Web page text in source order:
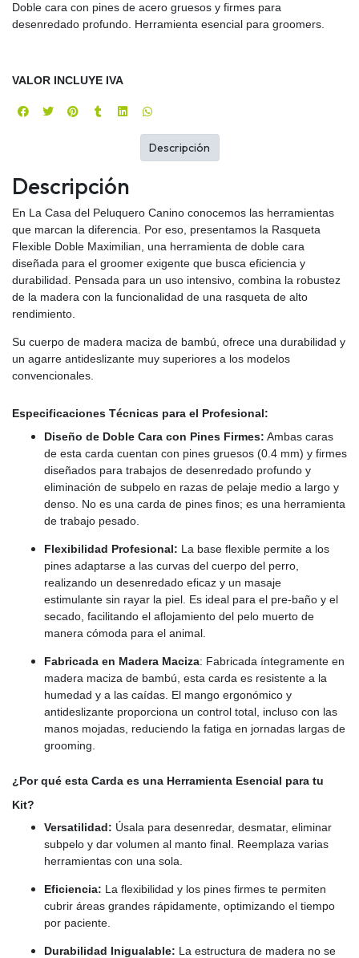
Doble cara con pines de acero gruesos y firmes para
desenredado profundo. Herramienta esencial para groomers.
VALOR INCLUYE IVA
Descripción
En La Casa del Peluquero Canino conocemos las herramientas
que marcan la diferencia. Por eso, presentamos la Rasqueta
Flexible Doble Maximilian, una herramienta de doble cara
diseñada para el groomer exigente que busca eficiencia y
durabilidad. Pensada para un uso intensivo, combina la robustez
de la madera con la funcionalidad de una rasqueta de alto
rendimiento.
Su cuerpo de madera maciza de bambú, ofrece una durabilidad y
un agarre antideslizante muy superiores a los modelos
convencionales.
Especificaciones Técnicas para el Profesional:
Diseño de Doble Cara con Pines Firmes: Ambas caras
de esta carda cuentan con pines gruesos (0.4 mm) y firmes
diseñados para trabajos de desenredado profundo y
eliminación de subpelo en razas de pelaje medio a largo y
denso. No es una carda de pines finos; es una herramienta
de trabajo pesado.
Flexibilidad Profesional: La base flexible permite a los
pines adaptarse a las curvas del cuerpo del perro,
realizando un desenredado eficaz y un masaje
estimulante sin rayar la piel. Es ideal para el pre-baño y el
secado, facilitando el aflojamiento del pelo muerto de
manera cómoda para el animal.
Fabricada en Madera Maciza: Fabricada íntegramente en
madera maciza de bambú, esta carda es resistente a la
humedad y a las caídas. El mango ergonómico y
antideslizante proporciona un control total, incluso con las
manos mojadas, reduciendo la fatiga en jornadas largas de
grooming.
¿Por qué esta Carda es una Herramienta Esencial para tu
Kit?
Versatilidad: Úsala para desenredar, desmatar, eliminar
subpelo y dar volumen al manto final. Reemplaza varias
herramientas con una sola.
Eficiencia: La flexibilidad y los pines firmes te permiten
cubrir áreas grandes rápidamente, optimizando el tiempo
por paciente.
Durabilidad Inigualable: La estructura de madera no se
Descripción